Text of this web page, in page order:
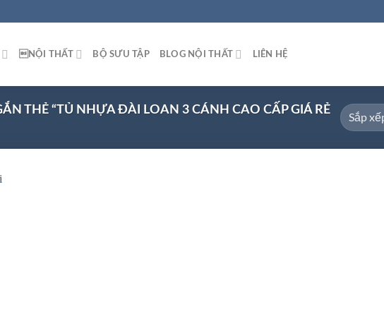
NỘI THẤT BỘ SƯU TẬP BLOG NỘI THẤT LIÊN HỆ
THẺ “TỦ NHỰA ĐÀI LOAN 3 CÁNH CAO CẤP GIÁ RẺ